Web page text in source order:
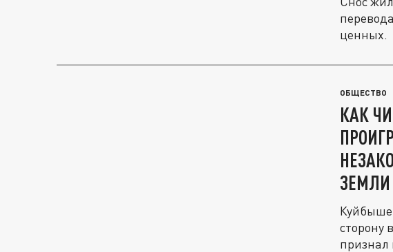
ценных.
ОБЩЕСТВО
КАК
ЗЕМЛИ
сторону